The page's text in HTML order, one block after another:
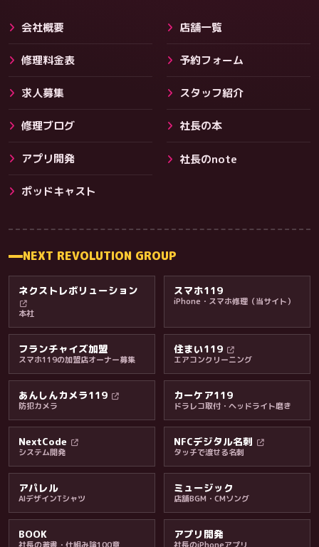
その他サービス
料金・保証・ご案内
会社概要 店舗一覧
修理料金表 予約フォーム
求人募集 スタッフ紹介
修理ブログ 社長の本
アプリ開発 社長のnote
ポッドキャスト
NEXT REVOLUTION GROUP
ネクストレボリューション
本社
スマホ119
iPhone・スマホ修理（当サイト）
フランチャイズ加盟
スマホ119の加盟店オーナー募集
住まい119
エアコンクリーニング
あんしんカメラ119
防犯カメラ
カーケア119
ドラレコ取付・ヘッドライト磨き
NextCode
システム開発
NFCデジタル名刺
タッチで渡せる名刺
アパレル
AIデザインTシャツ
ミュージック
店舗BGM・CMソング
BOOK アプリ開発